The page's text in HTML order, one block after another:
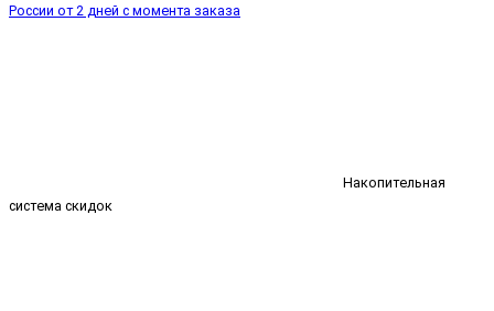
России от 2 дней с момента заказа
Накопительная
система скидок